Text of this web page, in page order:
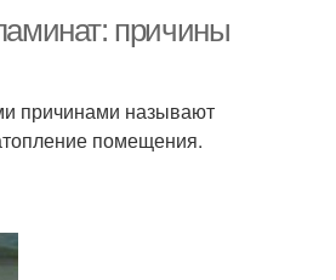
причины
причинами называют
помещения.